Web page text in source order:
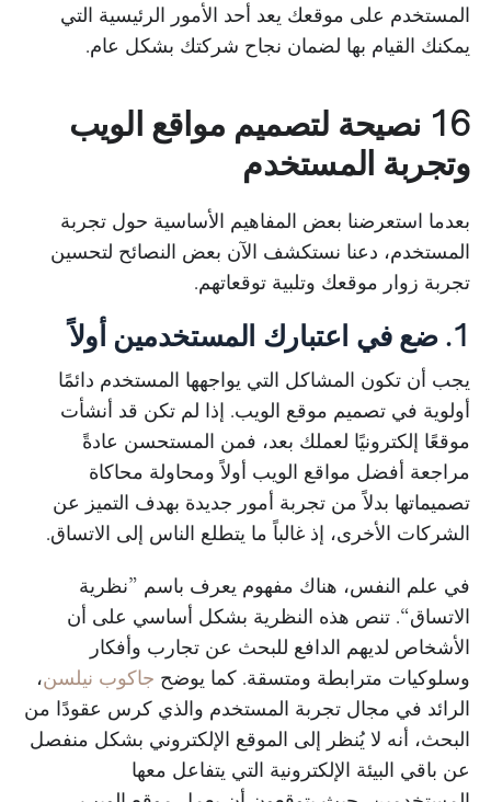
المستخدم على موقعك يعد أحد الأمور الرئيسية التي
يمكنك القيام بها لضمان نجاح شركتك بشكل عام.
16 نصيحة لتصميم مواقع الويب
وتجربة المستخدم
بعدما استعرضنا بعض المفاهيم الأساسية حول تجربة
المستخدم، دعنا نستكشف الآن بعض النصائح لتحسين
تجربة زوار موقعك وتلبية توقعاتهم.
1. ضع في اعتبارك المستخدمين أولاً
يجب أن تكون المشاكل التي يواجهها المستخدم دائمًا
أولوية في تصميم موقع الويب. إذا لم تكن قد أنشأت
موقعًا إلكترونيًا لعملك بعد، فمن المستحسن عادةً
مراجعة أفضل مواقع الويب أولاً ومحاولة محاكاة
تصميماتها بدلاً من تجربة أمور جديدة بهدف التميز عن
الشركات الأخرى، إذ غالباً ما يتطلع الناس إلى الاتساق.
في علم النفس، هناك مفهوم يعرف باسم ”نظرية
الاتساق“. تنص هذه النظرية بشكل أساسي على أن
الأشخاص لديهم الدافع للبحث عن تجارب وأفكار
وسلوكيات مترابطة ومتسقة. كما يوضح جاكوب نيلسن،
الرائد في مجال تجربة المستخدم والذي كرس عقودًا من
البحث، أنه لا يُنظر إلى الموقع الإلكتروني بشكل منفصل
عن باقي البيئة الإلكترونية التي يتفاعل معها